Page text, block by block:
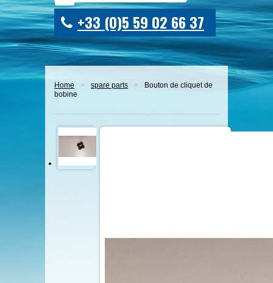
+33 (0)5 59 02 66 37
Home > spare parts >
Bouton de cliquet de
bobine